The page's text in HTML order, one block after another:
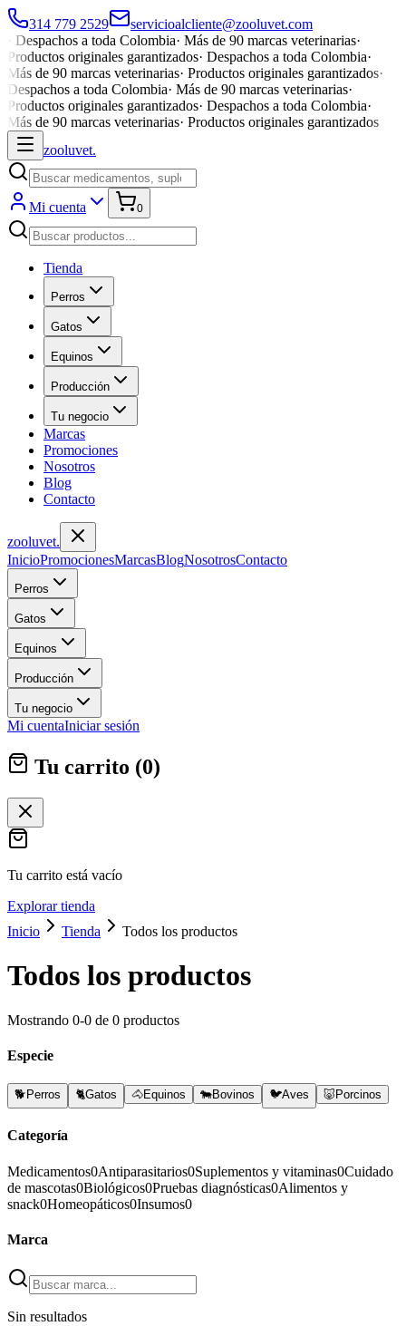
314 779 2529
servicioalcliente@zooluvet.com
Despachos a toda Colombia· Más de 90 marcas veterinarias·
Productos originales garantizados· Despachos a toda Colombia·
Más de 90 marcas veterinarias· Productos originales garantizados·
Despachos a toda Colombia· Más de 90 marcas veterinarias·
Productos originales garantizados· Despachos a toda Colombia·
Más de 90 marcas veterinarias· Productos originales garantizados
zooluvet.
Mi cuenta 0
Tienda
Perros
Gatos
Equinos
Producción
Tu negocio
Marcas
Promociones
Nosotros
Blog
Contacto
zooluvet.
InicioPromocionesMarcasBlogNosotrosContacto
Perros
Gatos
Equinos
Producción
Tu negocio
Mi cuentaIniciar sesión
Tu carrito (0)
Tu carrito está vacío
Explorar tienda
Inicio
Tienda Todos los productos
Todos los productos
Mostrando 0-0 de 0 productos
Especie
🐕 Perros 🐈Gatos 🐴Equinos 🐄Bovinos 🐦Aves 🐷 Porcinos
Categoría
Medicamentos0Antiparasitarios0Suplementos y vitaminas0Cuidado
de mascotas0Biológicos0Pruebas diagnósticas0Alimentos y
snack0Homeopáticos0Insumos0
Marca
Sin resultados